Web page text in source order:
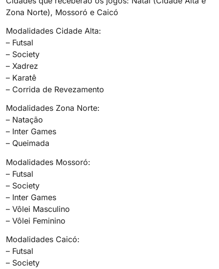
Zona Norte), Mossoró e Caicó
Modalidades Cidade Alta:
– Futsal
– Society
– Xadrez
– Karatê
– Corrida de Revezamento
Modalidades Zona Norte:
– Natação
– Inter Games
– Queimada
Modalidades Mossoró:
– Futsal
– Society
– Inter Games
– Vôlei Masculino
– Vôlei Feminino
Modalidades Caicó:
– Futsal
– Society